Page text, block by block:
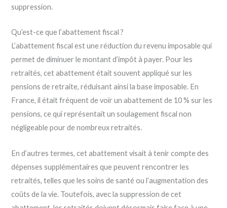
suppression.
Qu’est-ce que l’abattement fiscal ?
L’abattement fiscal est une réduction du revenu imposable qui
permet de diminuer le montant d’impôt à payer. Pour les
retraités, cet abattement était souvent appliqué sur les
pensions de retraite, réduisant ainsi la base imposable. En
France, il était fréquent de voir un abattement de 10 % sur les
pensions, ce qui représentait un soulagement fiscal non
négligeable pour de nombreux retraités.
En d’autres termes, cet abattement visait à tenir compte des
dépenses supplémentaires que peuvent rencontrer les
retraités, telles que les soins de santé ou l’augmentation des
coûts de la vie. Toutefois, avec la suppression de cet